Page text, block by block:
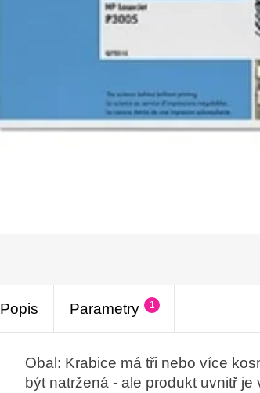
Popis Parametry 1
Obal: Krabice má tři nebo více
být natržená - ale produkt uvnitř